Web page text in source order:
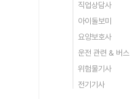
직업상담사
아이돌보미
요양보호사
운전 관련 & 버스
위험물기사
전기기사